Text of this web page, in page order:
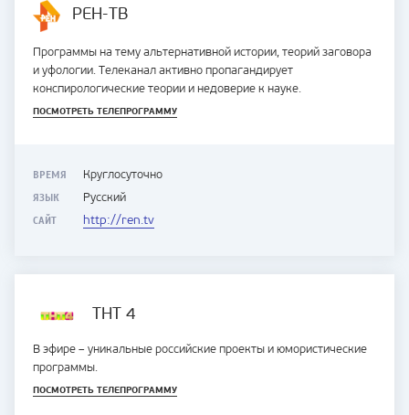
РЕН-ТВ
Программы на тему альтернативной истории, теорий заговора
и уфологии. Телеканал активно пропагандирует
конспирологические теории и недоверие к науке.
ПОСМОТРЕТЬ ТЕЛЕПРОГРАММУ
ВРЕМЯ Круглосуточно
ЯЗЫК Русский
САЙТ http://ren.tv
ТНТ 4
В эфире – уникальные российские проекты и юмористические
программы.
ПОСМОТРЕТЬ ТЕЛЕПРОГРАММУ